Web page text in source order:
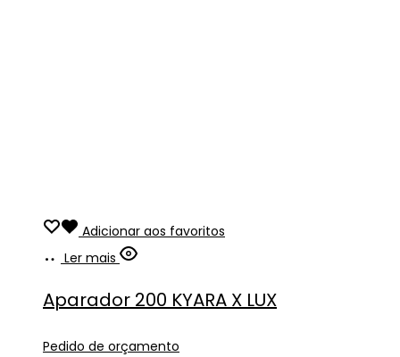
Adicionar aos favoritos
Ler mais
Aparador 200 KYARA X LUX
Pedido de orçamento